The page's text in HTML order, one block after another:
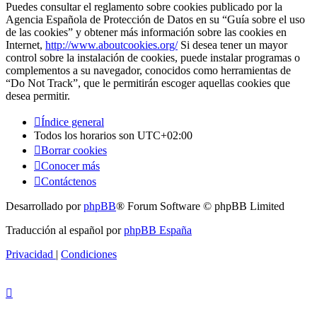
Puedes consultar el reglamento sobre cookies publicado por la
Agencia Española de Protección de Datos en su “Guía sobre el uso
de las cookies” y obtener más información sobre las cookies en
Internet, http://www.aboutcookies.org/Si desea tener un mayor
control sobre la instalación de cookies, puede instalar programas o
complementos a su navegador, conocidos como herramientas de
“Do Not Track”, que le permitirán escoger aquellas cookies que
desea permitir.
Índice general
Todos los horarios son UTC+02:00
Borrar cookies
Conocer más
Contáctenos
Desarrollado porphpBB® Forum Software © phpBB Limited
Traducción al español porphpBB España
Privacidad | Condiciones